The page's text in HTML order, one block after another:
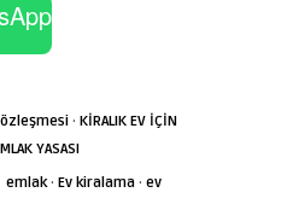
· KİRALIK EV İÇİN
YASASI
emlak· Ev kiralama · ev